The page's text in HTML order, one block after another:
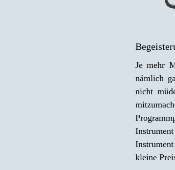
Je mehr
nämlich
nicht
kleine